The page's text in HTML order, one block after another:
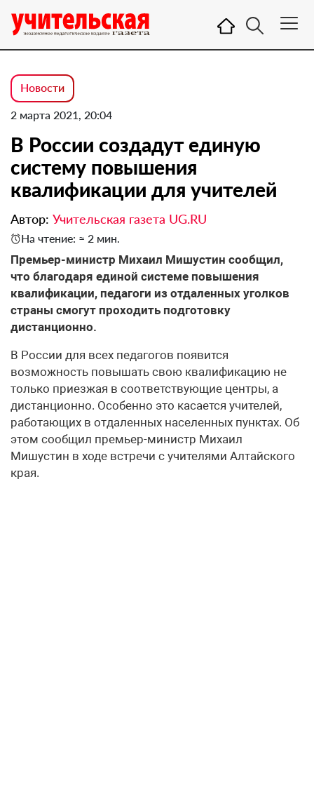
Новости
2 марта 2021, 20:04
В России создадут единую
систему повышения
квалификации для учителей
Автор: Учительская газета UG.RU
На чтение: ≈ 2 мин.
Премьер-министр Михаил Мишустин сообщил,
что благодаря единой системе повышения
квалификации, педагоги из отдаленных уголков
страны смогут проходить подготовку
дистанционно.
В России для всех педагогов появится
возможность повышать свою квалификацию не
только приезжая в соответствующие центры, а
дистанционно. Особенно это касается учителей,
работающих в отдаленных населенных пунктах. Об
этом сообщил премьер-министр Михаил
Мишустин в ходе встречи с учителями Алтайского
края.